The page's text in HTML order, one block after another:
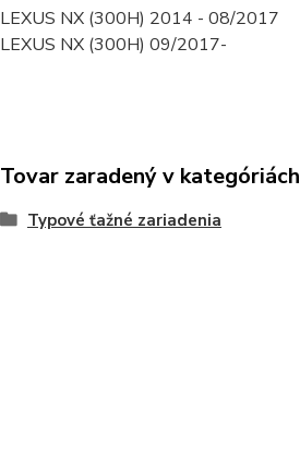
LEXUS NX (300H) 2014 - 08/2017
LEXUS NX (300H) 09/2017-
Tovar zaradený v kategóriách
Typové ťažné zariadenia